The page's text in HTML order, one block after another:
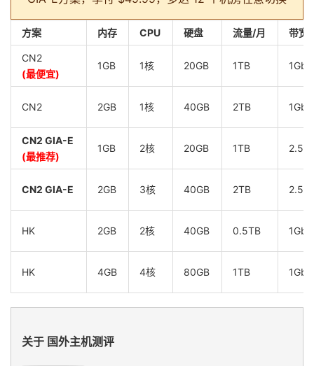
方案 内存 CPU 硬盘 流量/月 带宽
CN2
(最便宜)
1GB 1核 20GB 1TB
CN2 2GB 1核 40GB 2TB
CN2 GIA-E
(最推荐)
1GB 2核 20GB 1TB
CN2 GIA-E 2GB 3核 40GB 2TB
HK 2GB 2核 40GB 0.5TB
HK 4GB 4核 80GB 1TB
关于 国外主机测评